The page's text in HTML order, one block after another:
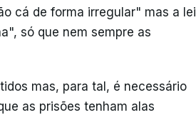
cá de forma irregular" mas a lei
só que nem sempre as
mas, para tal, é necessário
as prisões tenham alas